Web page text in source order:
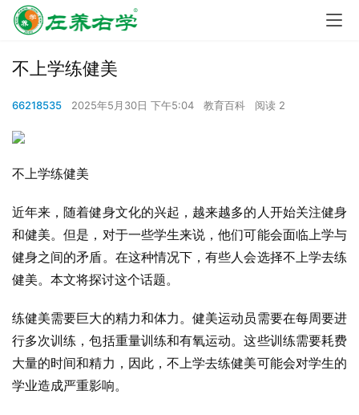
不上学练健美
66218535 2025年5月30日 下午5:04 教育百科 阅读 2
不上学练健美
近年来，随着健身文化的兴起，越来越多的人开始关注健身
和健美。但是，对于一些学生来说，他们可能会面临上学与
健身之间的矛盾。在这种情况下，有些人会选择不上学去练
健美。本文将探讨这个话题。
练健美需要巨大的精力和体力。健美运动员需要在每周要进
行多次训练，包括重量训练和有氧运动。这些训练需要耗费
大量的时间和精力，因此，不上学去练健美可能会对学生的
学业造成严重影响。